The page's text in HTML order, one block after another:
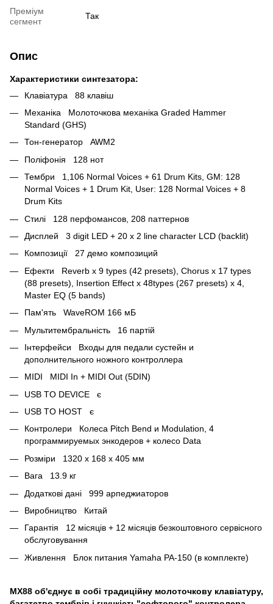
Преміум
сегмент
Так
Опис
Характеристики синтезатора:
Клавіатура 88 клавіш
Механіка Молоточкова механіка Graded Hammer
Standard (GHS)
Тон-генератор AWM2
Поліфонія 128 нот
Тембри 1,106 Normal Voices + 61 Drum Kits, GM: 128
Normal Voices + 1 Drum Kit, User: 128 Normal Voices + 8
Drum Kits
Стилі 128 перфомансов, 208 паттернов
Дисплей 3 digit LED + 20 x 2 line character LCD (backlit)
Композиції 27 демо композиций
Ефекти Reverb x 9 types (42 presets), Chorus x 17 types
(88 presets), Insertion Effect x 48types (267 presets) x 4,
Master EQ (5 bands)
Пам'ять WaveROM 166 мБ
Мультитембральність 16 партій
Інтерфейси Входы для педали сустейн и
дополнительного ножного контроллера
MIDI MIDI In + MIDI Out (5DIN)
USB TO DEVICE є
USB TO HOST є
Контролери Колеса Pitch Bend и Modulation, 4
программируемых энкодеров + колесо Data
Розміри 1320 х 168 х 405 мм
Вага 13.9 кг
Додаткові дані 999 арпеджиаторов
Виробництво Китай
Гарантія 12 місяців + 12 місяців безкоштовного сервісного
обслуговування
Живлення Блок питания Yamaha PA-150 (в комплекте)
MX88 об'єднує в собі традиційну молоточкову клавіатуру,